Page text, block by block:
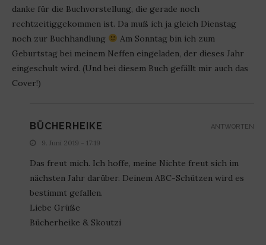
danke für die Buchvorstellung, die gerade noch
rechtzeitiggekommen ist. Da muß ich ja gleich Dienstag
noch zur Buchhandlung
Am Sonntag bin ich zum
Geburtstag bei meinem Neffen eingeladen, der dieses Jahr
eingeschult wird. (Und bei diesem Buch gefällt mir auch das
Cover!)
BÜCHERHEIKE
9. Juni 2019 - 17:19
Das freut mich. Ich hoffe, meine Nichte freut sich im
nächsten Jahr darüber. Deinem ABC-Schützen wird es
bestimmt gefallen.
Liebe Grüße
Bücherheike & Skoutzi
ANTWORTEN